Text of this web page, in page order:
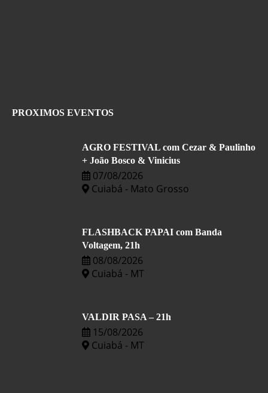
PROXIMOS EVENTOS
AGRO FESTIVAL com Cezar & Paulinho
+ João Bosco & Vinicius
07/08/2026
Cuiabá - Mato Grosso
FLASHBACK PAPAI com Banda
Voltagem, 21h
08/08/2026
Cuiabá - MT
VALDIR PASA – 21h
15/08/2026
Cuiabá - MT